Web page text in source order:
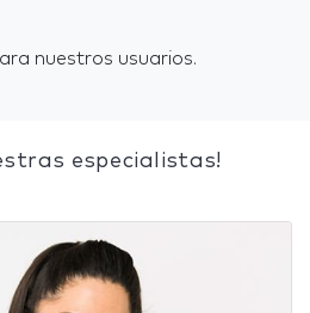
nuestros usuarios.
especialistas!